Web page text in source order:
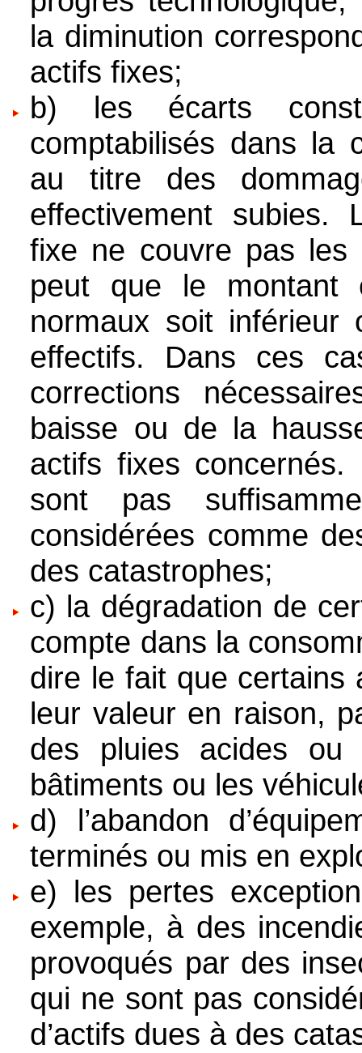
la diminution
actifs fixes;
b) les écarts
comptabilisés dans la
au titre des
effectivement subies.
fixe ne couvre pas les
peut que le montant
normaux soit inférieur
effectifs. Dans ces
corrections
baisse ou de la
actifs fixes
sont pas
considérées comme
des catastrophes;
c) la dégradation de
compte dans la
dire le fait que certains
leur valeur en raison,
des pluies acides ou
bâtiments ou les
d) l’abandon
terminés ou mis en
e) les pertes
exemple, à des
provoqués par des
qui ne sont pas
d’actifs dues à des